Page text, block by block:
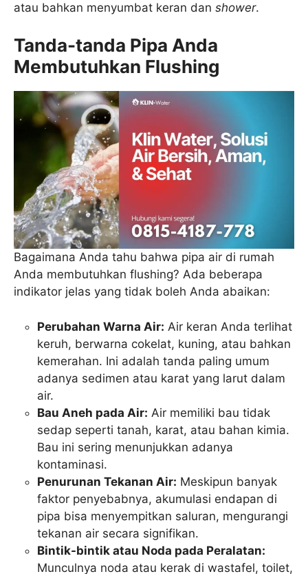
atau bahkan menyumbat keran dan shower.
Tanda-tanda Pipa Anda
Membutuhkan Flushing
Bagaimana Anda tahu bahwa pipa air di rumah
Anda membutuhkan flushing? Ada beberapa
indikator jelas yang tidak boleh Anda abaikan:
Perubahan Warna Air: Air keran Anda terlihat
keruh, berwarna cokelat, kuning, atau bahkan
kemerahan. Ini adalah tanda paling umum
adanya sedimen atau karat yang larut dalam
air.
Bau Aneh pada Air: Air memiliki bau tidak
sedap seperti tanah, karat, atau bahan kimia.
Bau ini sering menunjukkan adanya
kontaminasi.
Penurunan Tekanan Air: Meskipun banyak
faktor penyebabnya, akumulasi endapan di
pipa bisa menyempitkan saluran, mengurangi
tekanan air secara signifikan.
Bintik-bintik atau Noda pada Peralatan:
Munculnya noda atau kerak di wastafel, toilet,